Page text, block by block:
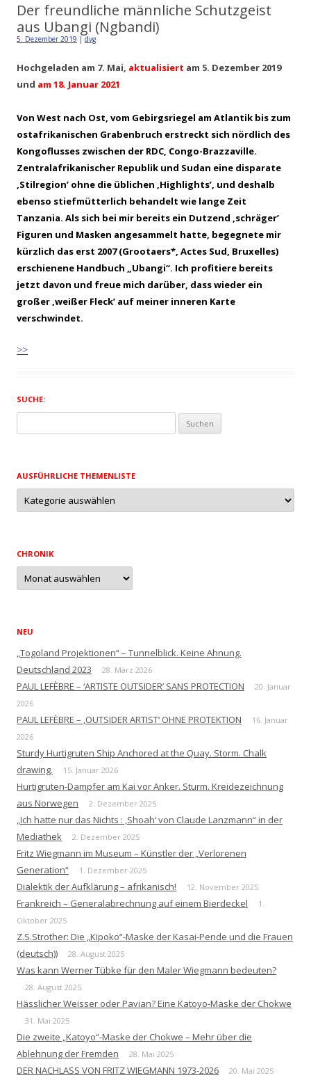
Der freundliche männliche Schutzgeist
aus Ubangi (Ngbandi)
5. Dezember 2019 | dvg
Hochgeladen am 7. Mai, aktualisiert am 5. Dezember 2019
und am 18. Januar 2021
Von West nach Ost, vom Gebirgsriegel am Atlantik bis zum
ostafrikanischen Grabenbruch erstreckt sich nördlich des
Kongoflusses zwischen der RDC, Congo-Brazzaville.
Zentralafrikanischer Republik und Sudan eine disparate
‚Stilregion’ ohne die üblichen ‚Highlights’, und deshalb
ebenso stiefmütterlich behandelt wie lange Zeit
Tanzania. Als sich bei mir bereits ein Dutzend ‚schräger’
Figuren und Masken angesammelt hatte, begegnete mir
kürzlich das erst 2007 (Grootaers*, Actes Sud, Bruxelles)
erschienene Handbuch „Ubangi“. Ich profitiere bereits
jetzt davon und freue mich darüber, dass wieder ein
großer ‚weißer Fleck’ auf meiner inneren Karte
verschwindet.
>>
SUCHE:
nach:
AUSFÜHRLICHE THEMENLISTE
Ausführliche
Themenliste
CHRONIK
Chronik
NEU
„Togoland Projektionen“ – Tunnelblick. Keine Ahnung.
Deutschland 2023
28. März 2026
PAUL LEFÈBRE – ‘ARTISTE OUTSIDER’ SANS PROTECTION
20. Januar
2026
PAUL LEFÈBRE – ‚OUTSIDER ARTIST‘ OHNE PROTEKTION
16. Januar
2026
Sturdy Hurtigruten Ship Anchored at the Quay. Storm. Chalk
drawing.
15. Januar 2026
Hurtigruten-Dampfer am Kai vor Anker. Sturm. Kreidezeichnung
aus Norwegen
2. Dezember 2025
„Ich hatte nur das Nichts : ‚Shoah‘ von Claude Lanzmann“ in der
Mediathek
2. Dezember 2025
Fritz Wiegmann im Museum – Künstler der „Verlorenen
Generation“
1. Dezember 2025
Dialektik der Aufklärung – afrikanisch! 12. November 2025
Frankreich – Generalabrechnung auf einem Bierdeckel
1.
Oktober 2025
Z.S.Strother: Die „Kipoko“-Maske der Kasai-Pende und die Frauen
(deutsch))
28. August 2025
Was kann Werner Tübke für den Maler Wiegmann bedeuten?
28. August 2025
Hässlicher Weisser oder Pavian? Eine Katoyo-Maske der Chokwe
31. Mai 2025
Die zweite „Katoyo“-Maske der Chokwe – Mehr über die
Ablehnung der Fremden
28. Mai 2025
DER NACHLASS VON FRITZ WIEGMANN 1973-2026 20. Mai 2025